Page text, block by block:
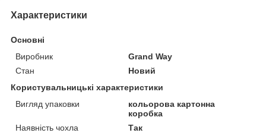
Характеристики
Основні
Виробник
Grand Way
Стан
Новий
Користувальницькі характеристики
Вигляд упаковки
кольорова картонна
коробка
Наявність чохла
Так